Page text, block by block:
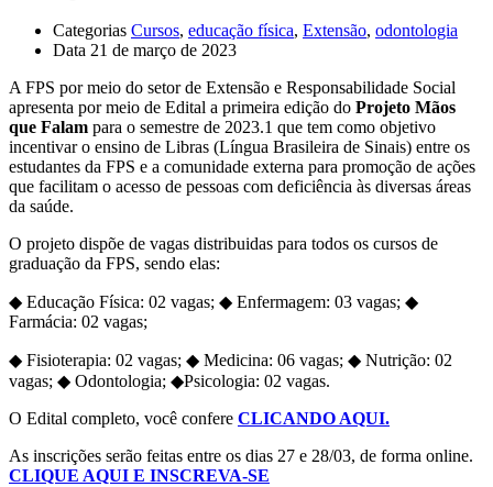
Categorias Cursos, educação física, Extensão, odontologia
Data 21 de março de 2023
A FPS por meio do setor de Extensão e Responsabilidade Social
apresenta por meio de Edital a primeira edição do Projeto Mãos
que Falam para o semestre de 2023.1 que tem como objetivo
incentivar o ensino de Libras (Língua Brasileira de Sinais) entre os
estudantes da FPS e a comunidade externa para promoção de ações
que facilitam o acesso de pessoas com deficiência às diversas áreas
da saúde.
O projeto dispõe de vagas distribuidas para todos os cursos de
graduação da FPS, sendo elas:
◆ Educação Física: 02 vagas; ◆ Enfermagem: 03 vagas; ◆
Farmácia: 02 vagas;
◆ Fisioterapia: 02 vagas; ◆ Medicina: 06 vagas; ◆ Nutrição: 02
vagas; ◆ Odontologia; ◆Psicologia: 02 vagas.
O Edital completo, você confere CLICANDO AQUI.
As inscrições serão feitas entre os dias 27 e 28/03, de forma online.
CLIQUE AQUI E INSCREVA-SE